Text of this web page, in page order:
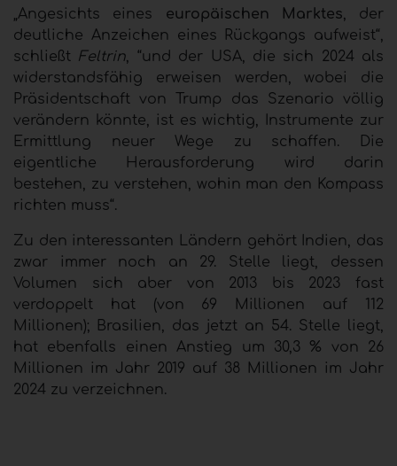
„Angesichts eines europäischen Marktes, der
deutliche Anzeichen eines Rückgangs aufweist“,
schließt Feltrin, “und der USA, die sich 2024 als
widerstandsfähig erweisen werden, wobei die
Präsidentschaft von Trump das Szenario völlig
verändern könnte, ist es wichtig, Instrumente zur
Ermittlung neuer Wege zu schaffen. Die
eigentliche Herausforderung wird darin
bestehen, zu verstehen, wohin man den Kompass
richten muss“.
Zu den interessanten Ländern gehört Indien, das
zwar immer noch an 29. Stelle liegt, dessen
Volumen sich aber von 2013 bis 2023 fast
verdoppelt hat (von 69 Millionen auf 112
Millionen); Brasilien, das jetzt an 54. Stelle liegt,
hat ebenfalls einen Anstieg um 30,3 % von 26
Millionen im Jahr 2019 auf 38 Millionen im Jahr
2024 zu verzeichnen.